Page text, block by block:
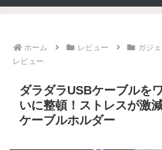
ホーム レビュー
ガジ
レビュー
ダラダラUSBケーブルを
いに整頓！ストレスが激
ケーブルホルダー